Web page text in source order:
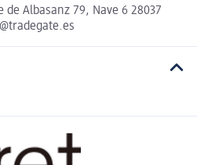
de Albasanz 79, Nave 6 28037